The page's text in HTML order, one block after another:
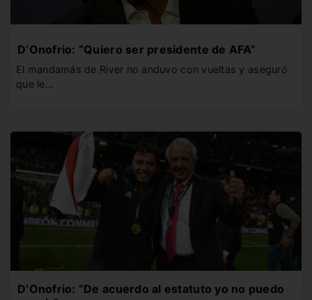
D’Onofrio: “Quiero ser presidente de AFA”
El mandamás de River no anduvo con vueltas y aseguró
que le…
D’Onofrio: “De acuerdo al estatuto yo no puedo